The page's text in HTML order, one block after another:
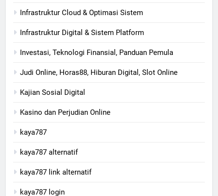
Infrastruktur Cloud & Optimasi Sistem
Infrastruktur Digital & Sistem Platform
Investasi, Teknologi Finansial, Panduan Pemula
Judi Online, Horas88, Hiburan Digital, Slot Online
Kajian Sosial Digital
Kasino dan Perjudian Online
kaya787
kaya787 alternatif
kaya787 link alternatif
kaya787 login